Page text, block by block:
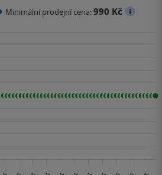
Minimální prodejní cena:990 Kč